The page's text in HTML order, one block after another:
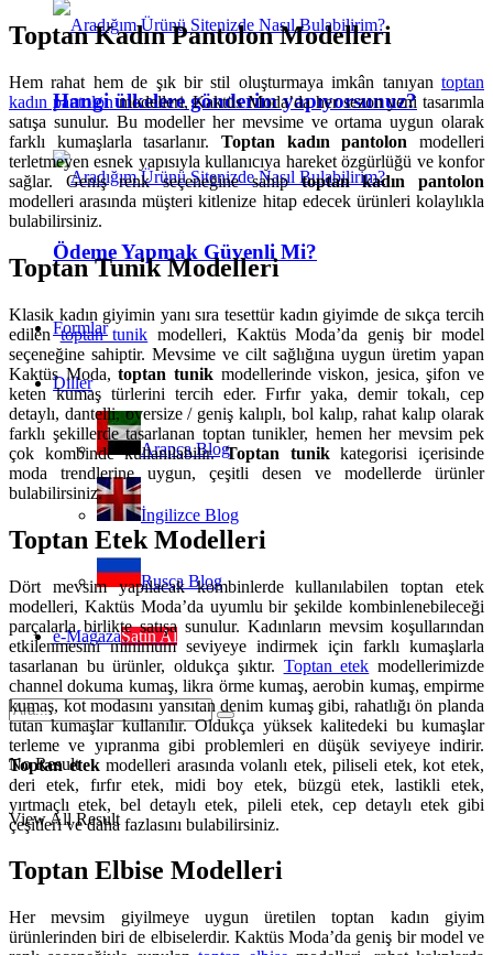
Hangi ülkelere gönderim yapıyorsunuz?
Ödeme Yapmak Güvenli Mi?
Formlar
Diller
Arapça Blog
İngilizce Blog
Rusça Blog
e-MağazaSatın Al
No Result
View All Result
Toptan Kadın Pantolon Modelleri
Hem rahat hem de şık bir stil oluşturmaya imkân tanıyan toptan
kadın pantolonmodelleri, Kaktüs Moda’da her sezon yeni tasarımla
satışa sunulur. Bu modeller her mevsime ve ortama uygun olarak
farklı kumaşlarla tasarlanır. Toptan kadın pantolon modelleri
terletmeyen esnek yapısıyla kullanıcıya hareket özgürlüğü ve konfor
sağlar. Geniş renk seçeneğine sahiptoptan kadın pantolon
modelleri arasında müşteri kitlenize hitap edecek ürünleri kolaylıkla
bulabilirsiniz.
Toptan Tunik Modelleri
Klasik kadın giyimin yanı sıra tesettür kadın giyimde de sıkça tercih
edilentoptan tunik modelleri, Kaktüs Moda’da geniş bir model
seçeneğine sahiptir. Mevsime ve cilt sağlığına uygun üretim yapan
Kaktüs Moda,toptan tunikmodellerinde viskon, jesica, şifon ve
keten kumaş türlerini tercih eder. Fırfır yaka, demir tokalı, cep
detaylı, dantelli, oversize / geniş kalıplı, bol kalıp, rahat kalıp olarak
farklı şekillerde tasarlanan toptan tunikler, hemen her mevsim pek
çok kombinde kullanılabilir.Toptan tunikkategorisi içerisinde
moda trendlerine uygun, çeşitli desen ve modellerde ürünler
bulabilirsiniz.
Toptan Etek Modelleri
Dört mevsim yapılacak kombinlerde kullanılabilen toptan etek
modelleri, Kaktüs Moda’da uyumlu bir şekilde kombinlenebileceği
parçalarla birlikte satışa sunulur. Kadınların mevsim koşullarından
etkilenmesini minimum seviyeye indirmek için farklı kumaşlarla
tasarlanan bu ürünler, oldukça şıktır. Toptan etek modellerimizde
channel dokuma kumaş, likra örme kumaş, aerobin kumaş, empirme
kumaş, kot modasını yansıtan denim kumaş gibi, rahatlığı ön planda
tutan kumaşlar kullanılır. Oldukça yüksek kalitedeki bu kumaşlar
terleme ve yıpranma gibi problemleri en düşük seviyeye indirir.
Toptan etekmodelleri arasında volanlı etek, piliseli etek, kot etek,
deri etek, fırfır etek, midi boy etek, büzgü etek, lastikli etek,
yırtmaçlı etek, bel detaylı etek, pileli etek, cep detaylı etek gibi
çeşitleri ve daha fazlasını bulabilirsiniz.
Toptan Elbise Modelleri
Her mevsim giyilmeye uygun üretilen toptan kadın giyim
ürünlerinden biri de elbiselerdir. Kaktüs Moda’da geniş bir model ve